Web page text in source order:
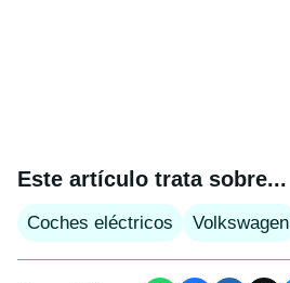
Este artículo trata sobre...
Coches eléctricos Volkswagen